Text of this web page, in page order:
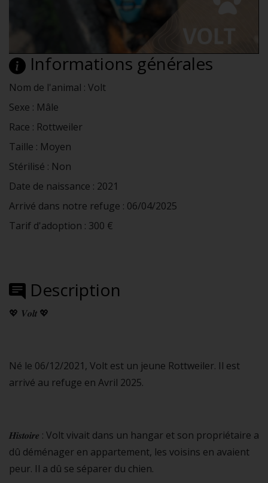
Informations générales
Nom de l'animal : Volt
Sexe : Mâle
Race : Rottweiler
Taille : Moyen
Stérilisé : Non
Date de naissance : 2021
Arrivé dans notre refuge : 06/04/2025
Tarif d'adoption : 300 €
Description
💖 𝑽𝒐𝒍𝒕 💖
Né le 06/12/2021, Volt est un jeune Rottweiler. Il est
arrivé au refuge en Avril 2025.
𝑯𝒊𝒔𝒕𝒐𝒊𝒓𝒆 : Volt vivait dans un hangar et son propriétaire a
dû déménager en appartement, les voisins en avaient
peur. Il a dû se séparer du chien.